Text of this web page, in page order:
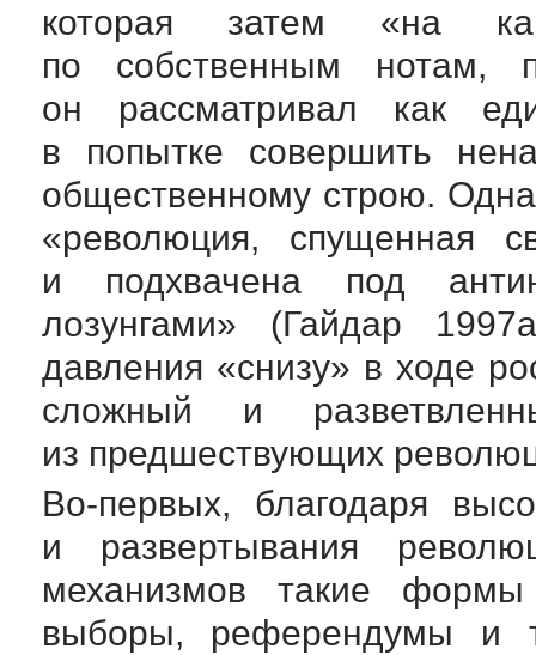
которая затем «на
по собственным нотам,
он рассматривал как
в попытке совершить
общественному строю.
«революция, спущенная
и подхвачена под
лозунгами» (Гайдар
давления «снизу» в ходе
сложный и
из предшествующих
Во-первых, благодаря
и развертывания
механизмов такие формы
выборы, референдумы и